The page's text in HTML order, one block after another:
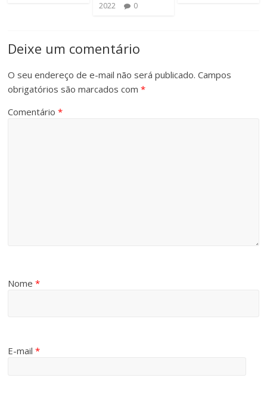
2022
0
Deixe um comentário
O seu endereço de e-mail não será publicado. Campos
obrigatórios são marcados com*
Comentário*
Nome*
E-mail*